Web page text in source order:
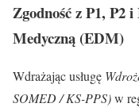
Zgodność z P1, P2
Medyczną (EDM)
Wdrażając usługę
SOMED / KS-PPS)w